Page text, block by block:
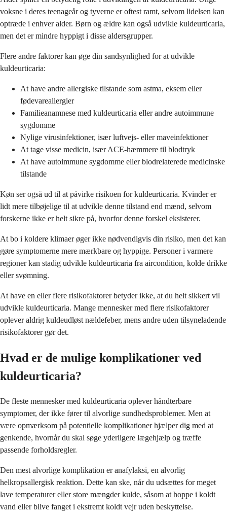
voksne i deres teenageår og tyverne er oftest ramt, selvom lidelsen kan
optræde i enhver alder. Børn og ældre kan også udvikle kuldeurticaria,
men det er mindre hyppigt i disse aldersgrupper.
Flere andre faktorer kan øge din sandsynlighed for at udvikle
kuldeurticaria:
At have andre allergiske tilstande som astma, eksem eller
fødevareallergier
Familieanamnese med kuldeurticaria eller andre autoimmune
sygdomme
Nylige virusinfektioner, især luftvejs- eller maveinfektioner
At tage visse medicin, især ACE-hæmmere til blodtryk
At have autoimmune sygdomme eller blodrelaterede medicinske
tilstande
Køn ser også ud til at påvirke risikoen for kuldeurticaria. Kvinder er
lidt mere tilbøjelige til at udvikle denne tilstand end mænd, selvom
forskerne ikke er helt sikre på, hvorfor denne forskel eksisterer.
At bo i koldere klimaer øger ikke nødvendigvis din risiko, men det kan
gøre symptomerne mere mærkbare og hyppige. Personer i varmere
regioner kan stadig udvikle kuldeurticaria fra aircondition, kolde drikke
eller svømning.
At have en eller flere risikofaktorer betyder ikke, at du helt sikkert vil
udvikle kuldeurticaria. Mange mennesker med flere risikofaktorer
oplever aldrig kuldeudløst nældefeber, mens andre uden tilsyneladende
risikofaktorer gør det.
Hvad er de mulige komplikationer ved
kuldeurticaria?
De fleste mennesker med kuldeurticaria oplever håndterbare
symptomer, der ikke fører til alvorlige sundhedsproblemer. Men at
være opmærksom på potentielle komplikationer hjælper dig med at
genkende, hvornår du skal søge yderligere lægehjælp og træffe
passende forholdsregler.
Den mest alvorlige komplikation er anafylaksi, en alvorlig
helkropsallergisk reaktion. Dette kan ske, når du udsættes for meget
lave temperaturer eller store mængder kulde, såsom at hoppe i koldt
vand eller blive fanget i ekstremt koldt vejr uden beskyttelse.